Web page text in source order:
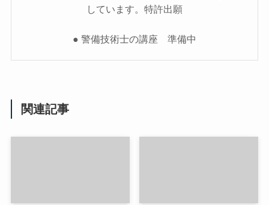
しています。特許出願
● 警備技術士の講座 準備中
関連記事